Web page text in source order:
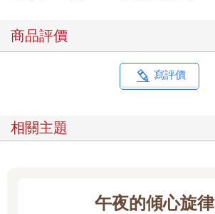
商品評價
寫評價
相關主題
午夜的傾心旋律